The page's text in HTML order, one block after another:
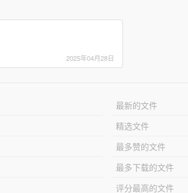
2025年04月28日
最新的文件
精选文件
最多赞的文件
最多下载的文件
评分最高的文件